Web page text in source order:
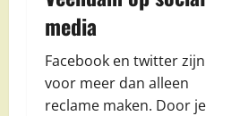
media
Facebook en twitter zijn
voor meer dan alleen
reclame maken. Door je